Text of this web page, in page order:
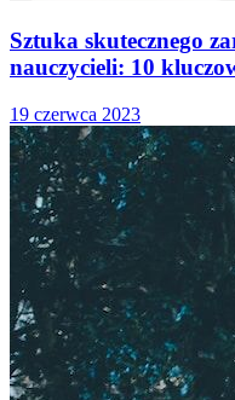
Sztuka skutecznego
nauczycieli: 10
19 czerwca 2023